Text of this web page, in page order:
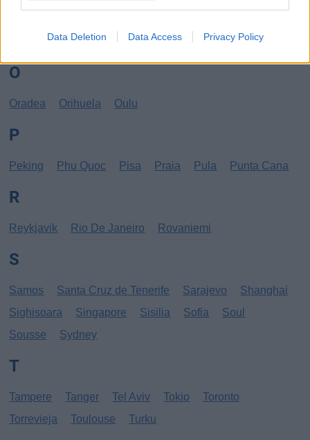
Data Deletion Data Access Privacy Policy
N
New York Norrköping
O
Oradea Orihuela Oulu
P
Peking Phu Quoc Pisa Praia Pula Punta Cana
R
Reykjavik Rio De Janeiro Rovaniemi
S
Samos Santa Cruz de Tenerife Sarajevo
Shanghai
Sighisoara
Singapore Sisilia Sofia
Soul
Sousse
Sydney
T
Tampere Tanger Tel Aviv Tokio
Toronto
Torrevieja
Toulouse Turku